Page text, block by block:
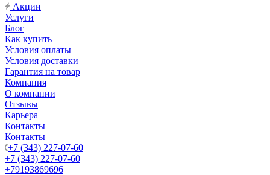
Акции
Услуги
Блог
Как купить
Условия оплаты
Условия доставки
Гарантия на товар
Компания
О компании
Отзывы
Карьера
Контакты
Контакты
+7 (343) 227-07-60
+7 (343) 227-07-60
+79193869696